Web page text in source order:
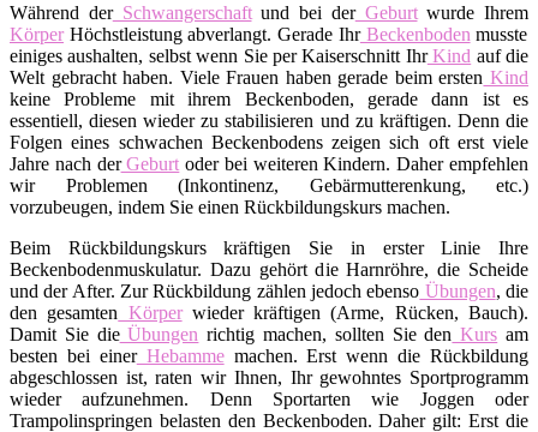
Während derSchwangerschaftund bei derGeburtwurde Ihrem
KörperHöchstleistung abverlangt. Gerade IhrBeckenboden musste
einiges aushalten, selbst wenn Sie per Kaiserschnitt IhrKind auf die
Welt gebracht haben. Viele Frauen haben gerade beim ersten Kind
keine Probleme mit ihrem Beckenboden, gerade dann ist es
essentiell, diesen wieder zu stabilisieren und zu kräftigen. Denn die
Folgen eines schwachen Beckenbodens zeigen sich oft erst viele
Jahre nach derGeburt oder bei weiteren Kindern. Daher empfehlen
wir Problemen (Inkontinenz, Gebärmutterenkung, etc.)
vorzubeugen, indem Sie einen Rückbildungskurs machen.
Beim Rückbildungskurs kräftigen Sie in erster Linie Ihre
Beckenbodenmuskulatur. Dazu gehört die Harnröhre, die Scheide
und der After. Zur Rückbildung zählen jedoch ebenso Übungen, die
den gesamten Körperwieder kräftigen (Arme, Rücken, Bauch).
Damit Sie dieÜbungen richtig machen, sollten Sie den Kurs am
besten bei einerHebammemachen. Erst wenn die Rückbildung
abgeschlossen ist, raten wir Ihnen, Ihr gewohntes Sportprogramm
wieder aufzunehmen. Denn Sportarten wie Joggen oder
Trampolinspringen belasten den Beckenboden. Daher gilt: Erst die